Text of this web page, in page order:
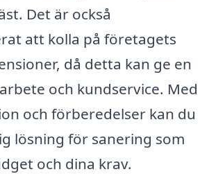
Det är också
att kolla på företagets
då detta kan ge en
och kundservice. Med
och förberedelser kan du
lösning för sanering som
och dina krav.